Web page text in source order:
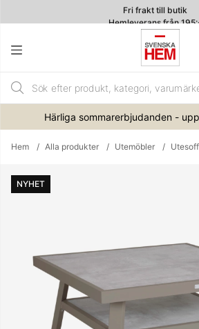
Fri frakt till butik
Hemleverans från
4.7
Härliga sommarerbjudanden -
Hem Alla produkter Utemöbler
NYHET
Produktbilder